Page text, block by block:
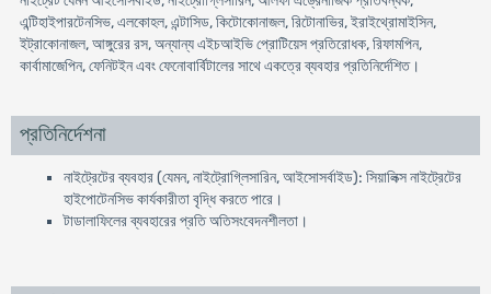
এন্টিহাইপারটেনসিভ, এলকোহল, এন্টাসিড, কিটোকোনাজল, রিটোনাভির, ইরাইথ্রোমাইসিন,
ইট্রাকোনাজল, আঙ্গুরের রস, অন্যান্য এইচআইভি প্রোটিয়েস প্রতিরোধক, রিফামপিন,
কার্বামাজেপিন, ফেনিটইন এবং ফেনোবার্বিটালের সাথে একত্রে ব্যবহার প্রতিনির্দেশিত।
প্রতিনির্দেশনা
নাইট্রেটের ব্যবহার (যেমন, নাইট্রোগ্লিসারিন, আইসোসর্বাইড): সিয়ালিক্স নাইট্রেটের
হাইপোটেনসিভ কার্যকারীতা বৃদ্ধি করতে পারে।
টাডালাফিলের ব্যবহারের প্রতি অতিসংবেদনশীলতা।